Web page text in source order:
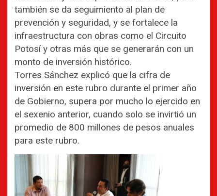
también se da seguimiento al plan de
prevención y seguridad, y se fortalece la
infraestructura con obras como el Circuito
Potosí y otras más que se generarán con un
monto de inversión histórico.
Torres Sánchez explicó que la cifra de
inversión en este rubro durante el primer año
de Gobierno, supera por mucho lo ejercido en
el sexenio anterior, cuando solo se invirtió un
promedio de 800 millones de pesos anuales
para este rubro.